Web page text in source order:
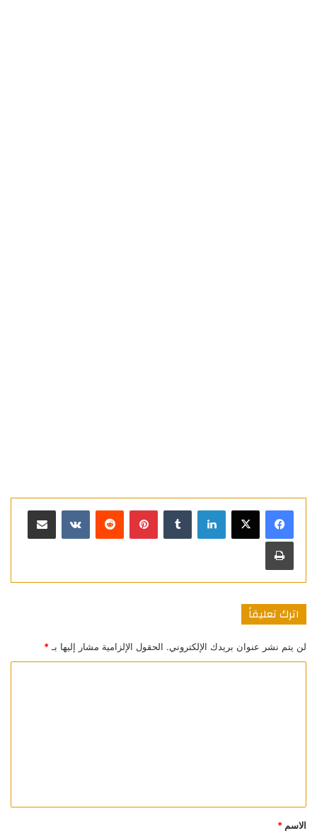
لينكدإن بينتيريست مشاركة عبر البريد
طباعة
اترك تعليقاً
لن يتم نشر عنوان بريدك الإلكتروني. الحقول الإلزامية مشار إليها بـ*
*
الاسم *